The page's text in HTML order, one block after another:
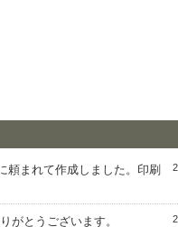
頼まれて作成しました。印刷
がとうございます。